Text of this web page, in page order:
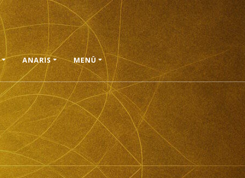
ANARIS MENÜ